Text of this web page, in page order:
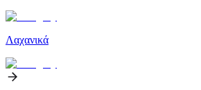
Λαχανικά